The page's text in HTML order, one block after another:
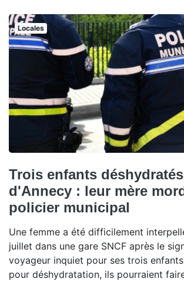
Locales
Trois enfants
d'Annecy : leur mère
policier municipal
Une femme a été difficilement
juillet dans une gare SNCF après le
voyageur inquiet pour ses trois
pour déshydratation, ils pourraient faire